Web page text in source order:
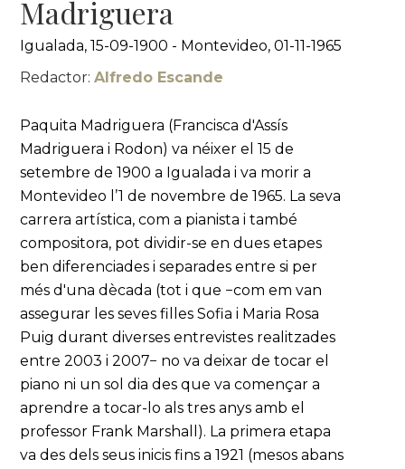
Madriguera
Igualada, 15-09-1900 - Montevideo, 01-11-1965
Redactor:Alfredo Escande
Paquita Madriguera (Francisca d'Assís
Madriguera i Rodon) va néixer el 15 de
setembre de 1900 a Igualada i va morir a
Montevideo l’1 de novembre de 1965. La seva
carrera artística, com a pianista i també
compositora, pot dividir-se en dues etapes
ben diferenciades i separades entre si per
més d'una dècada (tot i que −com em van
assegurar les seves filles Sofia i Maria Rosa
Puig durant diverses entrevistes realitzades
entre 2003 i 2007− no va deixar de tocar el
piano ni un sol dia des que va començar a
aprendre a tocar-lo als tres anys amb el
professor Frank Marshall). La primera etapa
va des dels seus inicis fins a 1921 (mesos abans